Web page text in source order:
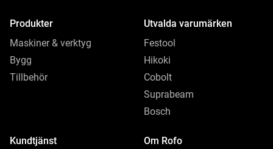
Produkter
Maskiner & verktyg
Bygg
Tillbehör
Utvalda varumärken
Festool
Hikoki
Cobolt
Suprabeam
Bosch
Kundtjänst
Om Rofo